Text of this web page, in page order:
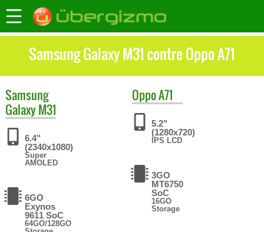
Samsung Galaxy M31 contre Oppo A71
Samsung
Galaxy M31
6.4"
(2340x1080)
Super
AMOLED
6GO
Exynos
9611 SoC
64GO/128GO
OppoA71
5.2"
(1280x720)
IPS LCD
3GO
MT6750
SoC
16GO
Storage